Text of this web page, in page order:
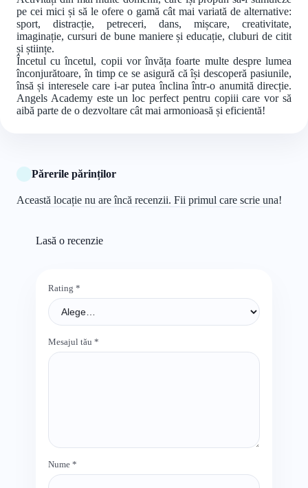
pe cei mici și să le ofere o gamă cât mai variată de alternative:
sport, distracție, petreceri, dans, mișcare, creativitate,
imaginație, cursuri de bune maniere și educație, cluburi de citit
și științe.
Încetul cu încetul, copii vor învăța foarte multe despre lumea
înconjurătoare, în timp ce se asigură că își descoperă pasiunile,
însă și interesele care i-ar putea înclina într-o anumită direcție.
Angels Academy este un loc perfect pentru copiii care vor să
aibă parte de o dezvoltare cât mai armonioasă și eficientă!
Părerile părinților
Această locație nu are încă recenzii. Fii primul care scrie una!
Lasă o recenzie
Rating *
Mesajul tău *
Nume *